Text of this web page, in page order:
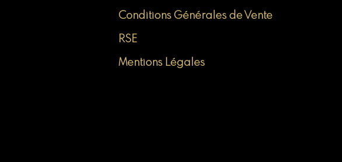
Conditions Générales de Vente
RSE
Mentions Légales